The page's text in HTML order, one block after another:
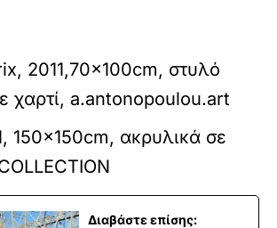
2011,70x100cm, στυλό
χαρτί, a.antonopoulou.art
150x150cm, ακρυλικά σε
Διαβάστε επίσης: